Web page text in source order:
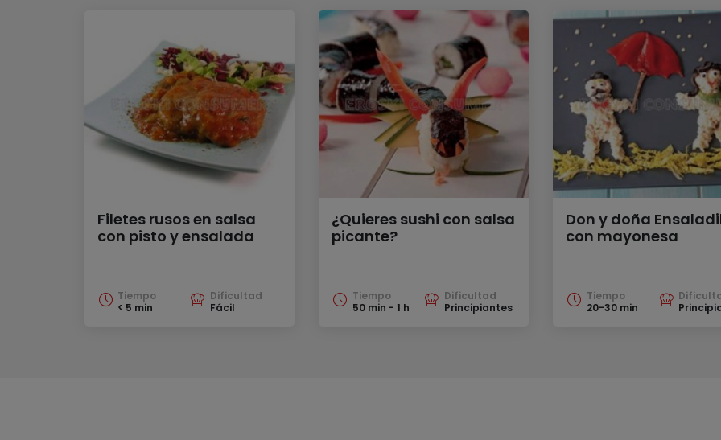
Filetes rusos en salsa
con pisto y ensalada
Tiempo
< 5 min
Dificultad
Fácil
¿Quieres sushi con salsa
picante?
Tiempo
50 min - 1 h
Dificultad
Principiantes
Don y doña
con mayonesa
Tiempo
20-30 min